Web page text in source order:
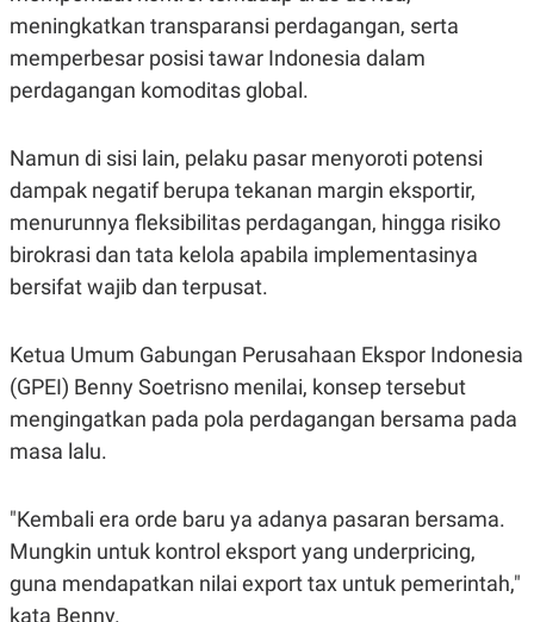
S
A
D
A
T
A
G
S
K
O
N
A
N
T
V
L
I
P
U
S
JARINGAN
O
N
T
A
A
D
E
M
R
E
S
E
E
A
S
E
meningkatkan transparansi perdagangan, serta
memperbesar posisi tawar Indonesia dalam
perdagangan komoditas global.
Namun di sisi lain, pelaku pasar menyoroti potensi
dampak negatif berupa tekanan margin eksportir,
menurunnya fleksibilitas perdagangan, hingga risiko
birokrasi dan tata kelola apabila implementasinya
bersifat wajib dan terpusat.
Ketua Umum Gabungan Perusahaan Ekspor Indonesia
(GPEI) Benny Soetrisno menilai, konsep tersebut
mengingatkan pada pola perdagangan bersama pada
masa lalu.
"Kembali era orde baru ya adanya pasaran bersama.
Mungkin untuk kontrol eksport yang underpricing,
guna mendapatkan nilai export tax untuk pemerintah,"
kata Benny.